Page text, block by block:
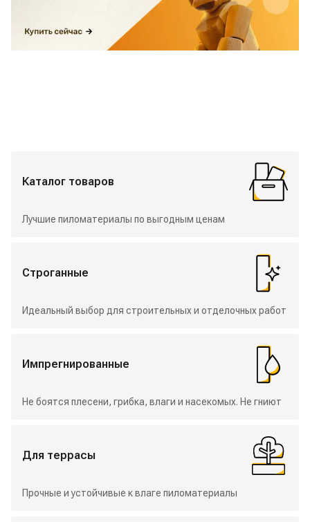
Каталог товаров
Лучшие пиломатериалы по выгодным ценам
Строганные
Идеальный выбор для строительных и отделочных работ
Импрегнированные
Не боятся плесени, грибка, влаги и насекомых. Не гниют
Для террасы
Прочные и устойчивые к влаге пиломатериалы